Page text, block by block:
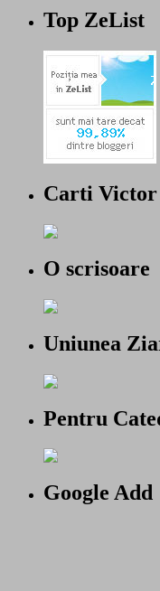
Top ZeList
Carti Victor
O scrisoare
Uniunea
Pentru
Google Add